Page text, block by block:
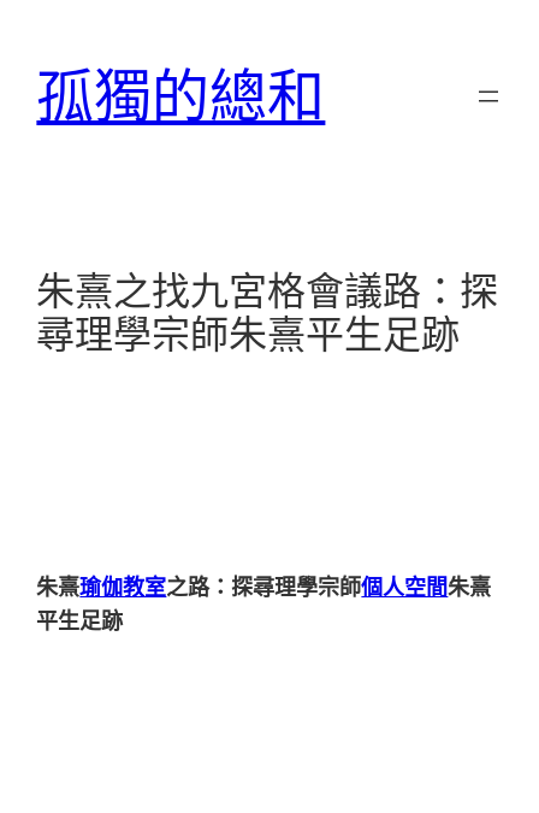
孤獨的總和
朱熹之找九宮格會議路：探
尋理學宗師朱熹平生足跡
朱熹瑜伽教室之路：探尋理學宗師個人空間朱熹
平生足跡